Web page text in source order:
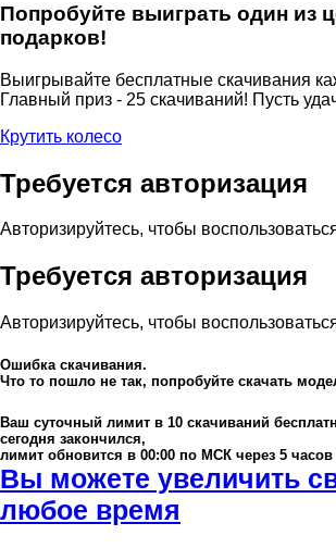
Попробуйте выиграть один из
подарков!
Выигрывайте бесплатные скачивания
Главный приз - 25 скачиваний! Пусть
Крутить колесо
Требуется авторизация
Авторизируйтесь, чтобы
Требуется авторизация
Авторизируйтесь, чтобы
Ошибка скачивания.
Что то пошло не так, попробуйте скачать
Ваш суточный лимит в 10 скачиваний
сегодня закончился,
лимит обновится в 00:00 по МСК через 5 часов
Вы можете увеличить
любое время